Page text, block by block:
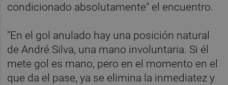
condicionado absolutamente" el encuentro.
"En el gol anulado hay una posición natural
de André Silva, una mano involuntaria. Si él
mete gol es mano, pero en el momento en el
que da el pase, ya se elimina la inmediatez y